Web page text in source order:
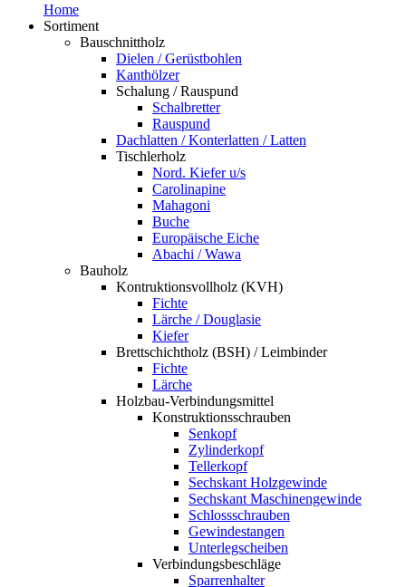
Home
Sortiment
Bauschnittholz
Dielen / Gerüstbohlen
Kanthölzer
Schalung / Rauspund
Schalbretter
Rauspund
Dachlatten / Konterlatten / Latten
Tischlerholz
Nord. Kiefer u/s
Carolinapine
Mahagoni
Buche
Europäische Eiche
Abachi / Wawa
Bauholz
Kontruktionsvollholz (KVH)
Fichte
Lärche / Douglasie
Kiefer
Brettschichtholz (BSH) / Leimbinder
Fichte
Lärche
Holzbau-Verbindungsmittel
Konstruktionsschrauben
Senkopf
Zylinderkopf
Tellerkopf
Sechskant Holzgewinde
Sechskant Maschinengewinde
Schlossschrauben
Gewindestangen
Unterlegscheiben
Verbindungsbeschläge
Sparrenhalter